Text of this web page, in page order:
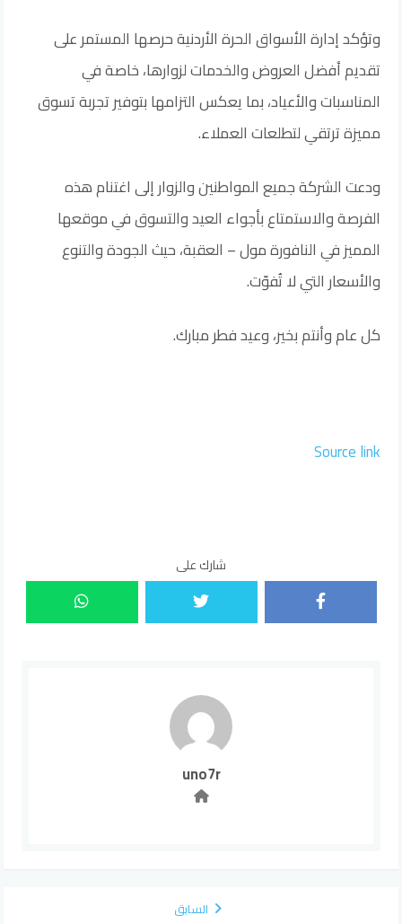
وتؤكد إدارة الأسواق الحرة الأردنية حرصها المستمر على
تقديم أفضل العروض والخدمات لزوارها، خاصة في
المناسبات والأعياد، بما يعكس التزامها بتوفير تجربة تسوق
مميزة ترتقي لتطلعات العملاء.
ودعت الشركة جميع المواطنين والزوار إلى اغتنام هذه
الفرصة والاستمتاع بأجواء العيد والتسوق في موقعها
المميز في النافورة مول – العقبة، حيث الجودة والتنوع
والأسعار التي لا تُفوّت.
كل عام وأنتم بخير، وعيد فطر مبارك.
Source link
شارك على
uno7r
السابق